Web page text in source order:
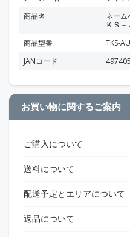
商品名
ネー
ＫＳ－
商品型番
TKS-
JANコード
お買い物に関するご案内
ご購入について
送料について
配送予定とエリアについて
返品について